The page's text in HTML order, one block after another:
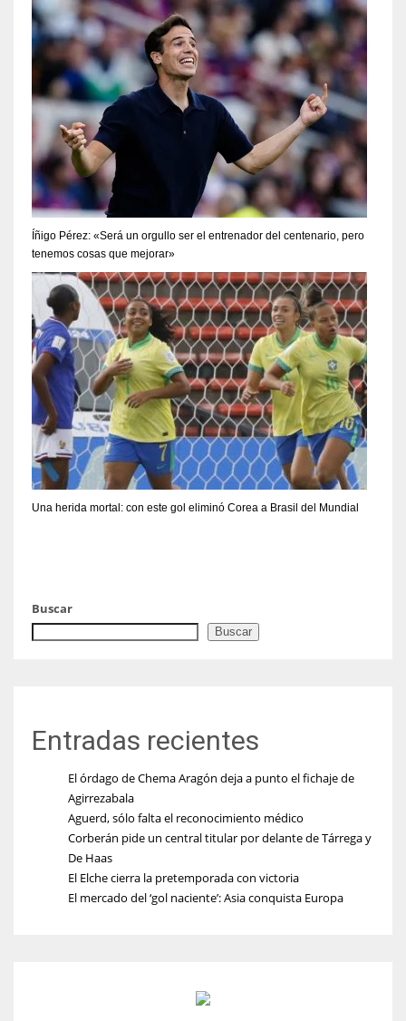
Íñigo Pérez: «Será un orgullo ser el entrenador del centenario, pero
tenemos cosas que mejorar»
Una herida mortal: con este gol eliminó Corea a Brasil del Mundial
Buscar
Buscar
Entradas recientes
El órdago de Chema Aragón deja a punto el fichaje de
Agirrezabala
Aguerd, sólo falta el reconocimiento médico
Corberán pide un central titular por delante de Tárrega y
De Haas
El Elche cierra la pretemporada con victoria
El mercado del ‘gol naciente’: Asia conquista Europa